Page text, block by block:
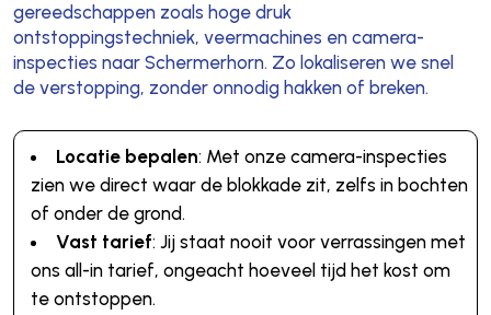
gereedschappen zoals hoge druk
ontstoppingstechniek, veermachines en camera-
inspecties naar Schermerhorn. Zo lokaliseren we snel
de verstopping, zonder onnodig hakken of breken.
Locatie bepalen: Met onze camera-inspecties
zien we direct waar de blokkade zit, zelfs in bochten
of onder de grond.
Vast tarief: Jij staat nooit voor verrassingen met
ons all-in tarief, ongeacht hoeveel tijd het kost om
te ontstoppen.